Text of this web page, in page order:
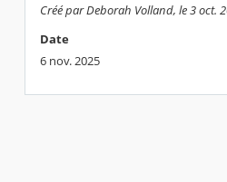
Créé par Deborah Volland, le 3 oct.
Date
6 nov. 2025